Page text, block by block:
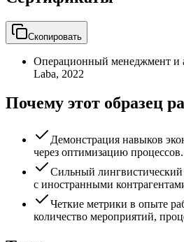
Скопировать
Операционный менеджмент и
Laba, 2022
Почему этот образец
Демонстрация навыков
через оптимизацию процессов.
Сильный
с иностранными
Четкие метрики в опыте
количество мероприятий,